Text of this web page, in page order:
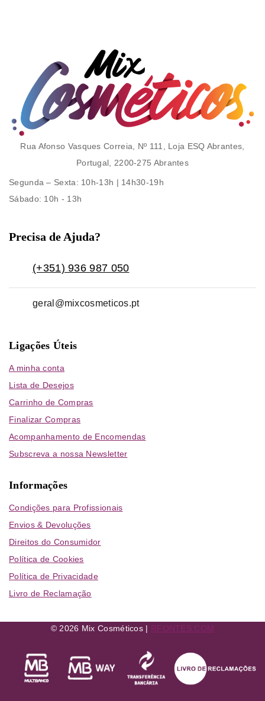
Rua Afonso Vasques Correia, Nº 111, Loja ESQ Abrantes,
Portugal, 2200-275 Abrantes
Segunda – Sexta: 10h-13h | 14h30-19h
Sábado: 10h - 13h
Precisa de Ajuda?
(+351) 936 987 050
geral@mixcosmeticos.pt
Ligações Úteis
A minha conta
Lista de Desejos
Carrinho de Compras
Finalizar Compras
Acompanhamento de Encomendas
Subscreva a nossa Newsletter
Informações
Condições para Profissionais
Envios & Devoluções
Direitos do Consumidor
Política de Cookies
Política de Privacidade
Livro de Reclamação
© 2026 Mix Cosméticos | RFONTES.COM